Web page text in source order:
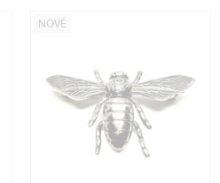
NOVÉ